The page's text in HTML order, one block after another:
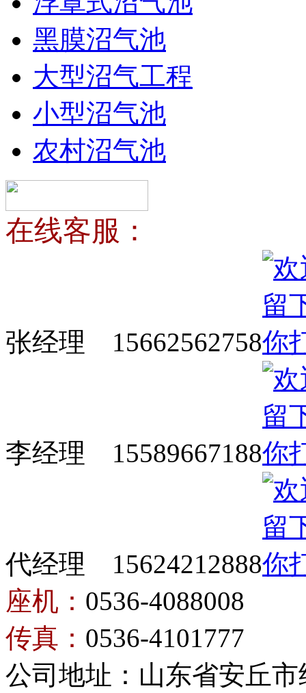
黑膜沼气池
大型沼气工程
小型沼气池
农村沼气池
在线客服：
张经理 15662562758
李经理 15589667188
代经理 15624212888
座机： 0536-4088008
传真： 0536-4101777
公司地址：山东省安丘